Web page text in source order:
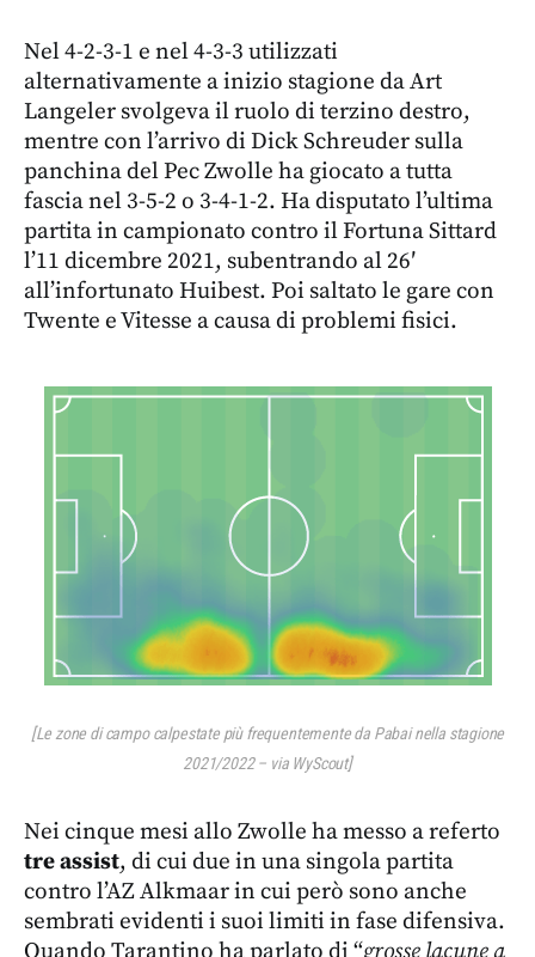
Nel 4-2-3-1 e nel 4-3-3 utilizzati
alternativamente a inizio stagione da Art
Langeler svolgeva il ruolo di terzino destro,
mentre con l’arrivo di Dick Schreuder sulla
panchina del Pec Zwolle ha giocato a tutta
fascia nel 3-5-2 o 3-4-1-2. Ha disputato l’ultima
partita in campionato contro il Fortuna Sittard
l’11 dicembre 2021, subentrando al 26′
all’infortunato Huibest. Poi saltato le gare con
Twente e Vitesse a causa di problemi fisici.
[Le zone di campo calpestate più frequentemente da Pabai nella stagione
2021/2022 – via WyScout]
Nei cinque mesi allo Zwolle ha messo a referto
tre assist, di cui due in una singola partita
contro l’AZ Alkmaar in cui però sono anche
sembrati evidenti i suoi limiti in fase difensiva.